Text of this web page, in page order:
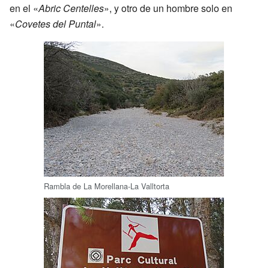
en el «Abric Centelles», y otro de un hombre solo en
«Covetes del Puntal».
Rambla de La Morellana-La Valltorta